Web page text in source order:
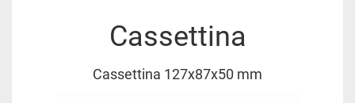
Cassettina
Cassettina 127x87x50 mm